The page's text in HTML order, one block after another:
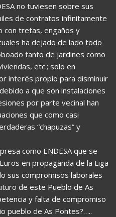
no tuviesen sobre sus
de contratos infinitamente
con tretas, engaños y
ha dejado de lado todo
tanto de jardines como
etc.; solo en
interés propio para disminuir
a que son instalaciones
por parte vecinal han
que como casi
“chapuzas” y
como ENDESA que se
en propaganda de la Liga
sus compromisos laborales
de este Pueblo de As
y falta de compromiso
pueblo de As Pontes?…..